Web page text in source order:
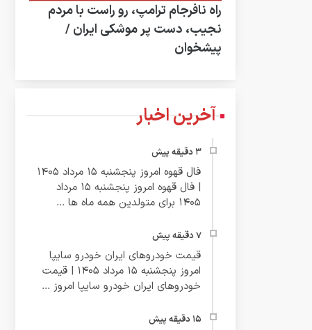
راه نافرجام ترامپ، رو راست با مردم
نجیب، دست پر موشکی ایران /
پیشخوان
آخرین اخبار
فال قهوه امروز پنجشنبه 15 مرداد 1405
| فال قهوه امروز پنجشنبه 15 مرداد
1405 برای متولدین همه ماه ها ...
قیمت خودروهای ایران خودرو سایپا
امروز پنجشنبه 15 مرداد 1405 | قیمت
خودروهای ایران خودرو سایپا امروز ...